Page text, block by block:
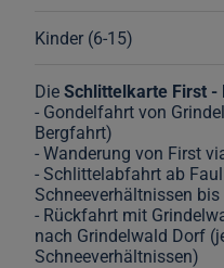
Kinder (6-15)
Die Schlittelkarte First -
- Gondelfahrt von
Bergfahrt)
- Wanderung von First
- Schlittelabfahrt ab
Schneeverhältnissen
- Rückfahrt mit
nach Grindelwald Dorf
Schneeverhältnissen)